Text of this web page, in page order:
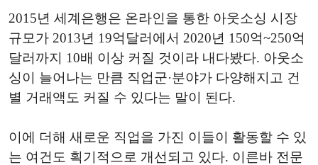
2015년 세계은행은 온라인을 통한 아웃소싱 시장
규모가 2013년 19억달러에서 2020년 150억~250억
달러까지 10배 이상 커질 것이라 내다봤다. 아웃소
싱이 늘어나는 만큼 직업군·분야가 다양해지고 건
별 거래액도 커질 수 있다는 말이 된다.
이에 더해 새로운 직업을 가진 이들이 활동할 수 있
는 여건도 획기적으로 개선되고 있다. 이른바 전문